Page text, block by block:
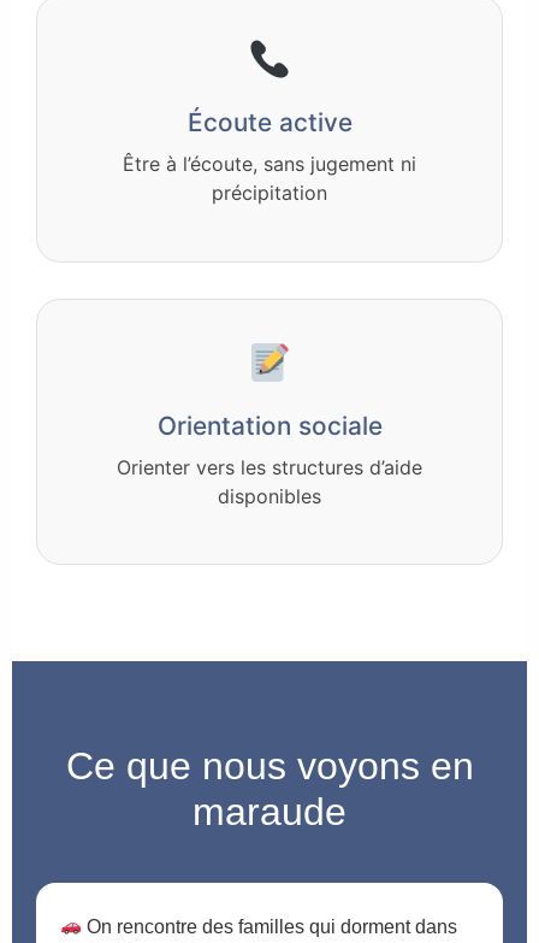
Écoute active
Être à l’écoute, sans jugement ni
précipitation
Orientation sociale
Orienter vers les structures d’aide
disponibles
Ce que nous voyons en
maraude
On rencontre des familles qui dorment dans